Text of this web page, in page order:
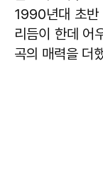
1990년대 초반
리듬이 한데 어
곡의 매력을 더